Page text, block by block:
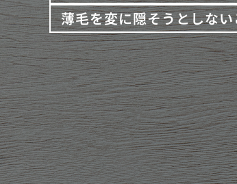
薄毛を変に隠そうとしな